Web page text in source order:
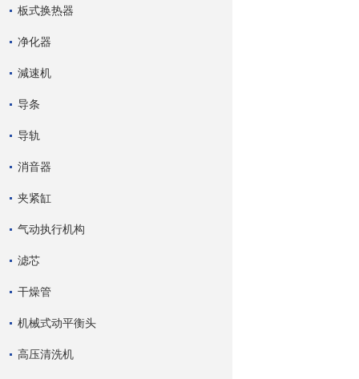
板式换热器
净化器
減速机
导条
导轨
消音器
夹紧缸
气动执行机构
滤芯
干燥管
机械式动平衡头
高压清洗机